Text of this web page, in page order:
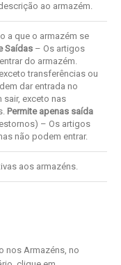
ao armazém.
a que o armazém se
Saídas – Os artigos
do armazém.
transferências ou
dar entrada no
sair, exceto nas
Permite apenas saída
– Os artigos
não podem entrar.
aos armazéns.
nos Armazéns, no